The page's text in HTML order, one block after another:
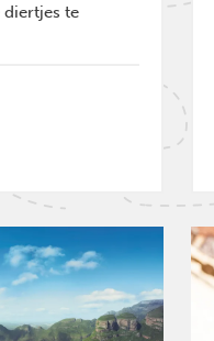
diertjes te